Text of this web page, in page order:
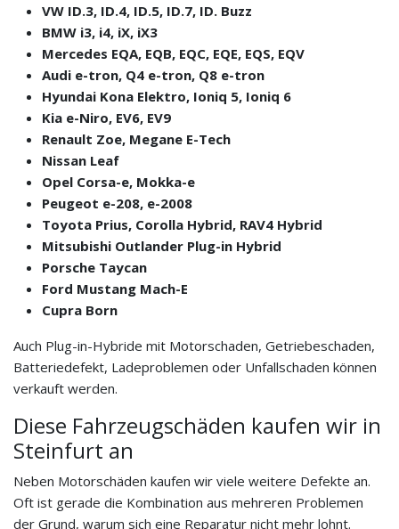
VW ID.3, ID.4, ID.5, ID.7, ID. Buzz
BMW i3, i4, iX, iX3
Mercedes EQA, EQB, EQC, EQE, EQS, EQV
Audi e-tron, Q4 e-tron, Q8 e-tron
Hyundai Kona Elektro, Ioniq 5, Ioniq 6
Kia e-Niro, EV6, EV9
Renault Zoe, Megane E-Tech
Nissan Leaf
Opel Corsa-e, Mokka-e
Peugeot e-208, e-2008
Toyota Prius, Corolla Hybrid, RAV4 Hybrid
Mitsubishi Outlander Plug-in Hybrid
Porsche Taycan
Ford Mustang Mach-E
Cupra Born
Auch Plug-in-Hybride mit Motorschaden, Getriebeschaden,
Batteriedefekt, Ladeproblemen oder Unfallschaden können
verkauft werden.
Diese Fahrzeugschäden kaufen wir in
Steinfurt an
Neben Motorschäden kaufen wir viele weitere Defekte an.
Oft ist gerade die Kombination aus mehreren Problemen
der Grund, warum sich eine Reparatur nicht mehr lohnt.